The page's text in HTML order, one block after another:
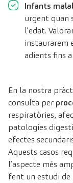
Infants
urgent quan
l’edat.
instaurarem
adients fins
En la nostra
consulta per
respiratòries,
patologies
efectes
Aquests casos
l’aspecte més
fent un estudi de